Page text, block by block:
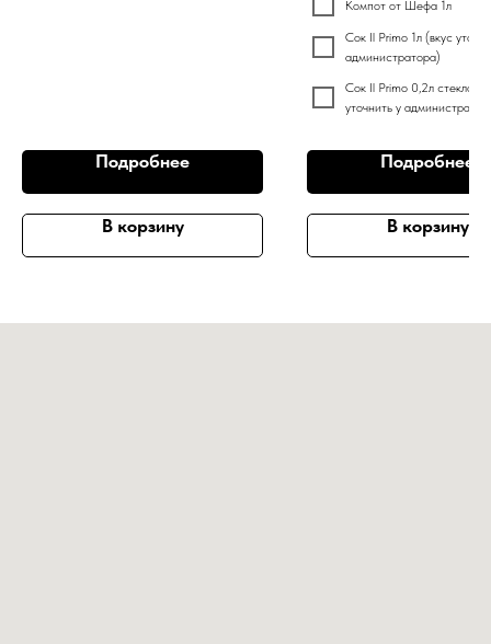
Подробнее
В корзину
Компот от Шефа 1л
Сок Il Primo 1л (вкус
администратора)
Сок Il Primo 0,2л стекло
уточнить у
Подробнее
В корзину